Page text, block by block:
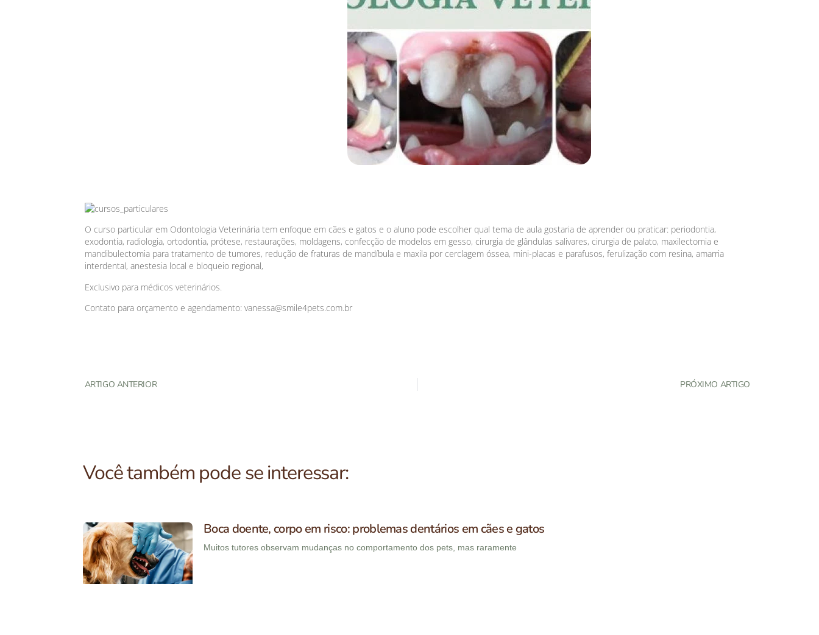
O curso particular em Odontologia Veterinária tem enfoque em cães e gatos e o aluno pode escolher qual tema de aula gostaria de aprender ou praticar: periodontia,
exodontia, radiologia, ortodontia, prótese, restaurações, moldagens, confecção de modelos em gesso, cirurgia de glândulas salivares, cirurgia de palato, maxilectomia e
mandibulectomia para tratamento de tumores, redução de fraturas de mandíbula e maxila por cerclagem óssea, mini-placas e parafusos, ferulização com resina, amarria
interdental, anestesia local e bloqueio regional,
Exclusivo para médicos veterinários.
Contato para orçamento e agendamento: vanessa@smile4pets.com.br
ARTIGO ANTERIOR PRÓXIMO ARTIGO
Você também pode se interessar:
Boca doente, corpo em risco: problemas dentários em cães e gatos
Muitos tutores observam mudanças no comportamento dos pets, mas raramente